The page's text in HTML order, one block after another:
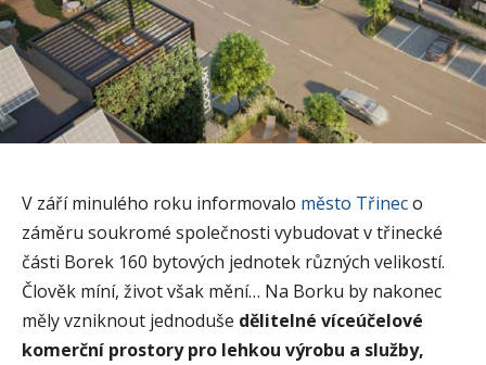
V září minulého roku informovalo město Třineco
záměru soukromé společnosti vybudovat v třinecké
části Borek 160 bytových jednotek různých velikostí.
Člověk míní, život však mění… Na Borku by nakonec
měly vzniknout jednoduše dělitelné víceúčelové
komerční prostory pro lehkou výrobu a služby,